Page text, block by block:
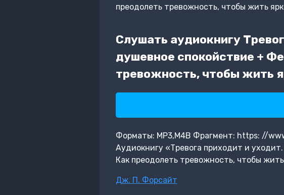
преодолеть тревожность, чтобы жить
Слушать аудиокнигу
душевное спокойствие +
тревожность, чтобы жить
Форматы: MP3,M4B Фрагмент: https: //
Аудиокнигу «Тревога приходит и
Как преодолеть тревожность, чтобы
Метки
Дж. П. Форсайт